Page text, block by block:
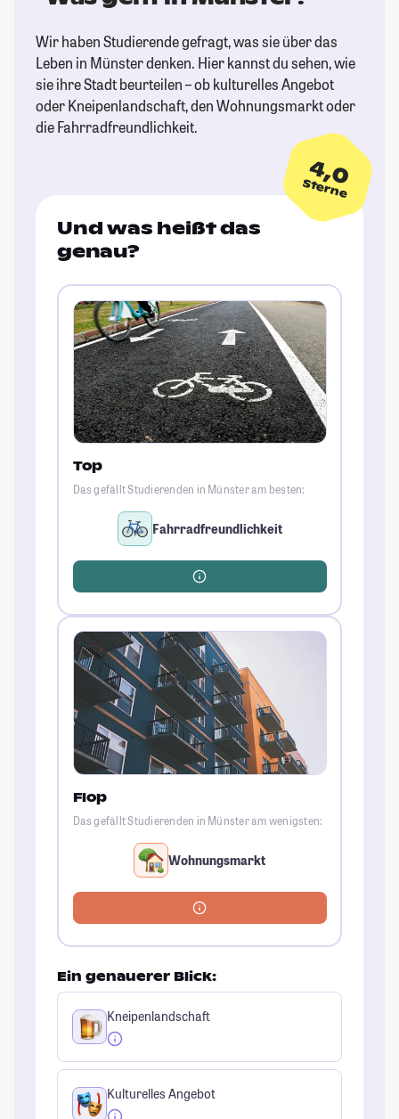
Wir haben Studierende gefragt, was sie über das
Leben in Münster denken. Hier kannst du sehen, wie
sie ihre Stadt beurteilen – ob kulturelles Angebot
oder Kneipenlandschaft, den Wohnungsmarkt oder
die Fahrradfreundlichkeit.
4,0
Sterne
Und was heißt das
genau?
Top
Das gefällt Studierenden in Münster am besten:
Fahrradfreundlichkeit
Flop
Das gefällt Studierenden in Münster am wenigsten:
Wohnungsmarkt
Ein genauerer Blick:
Kneipenlandschaft
Kulturelles Angebot